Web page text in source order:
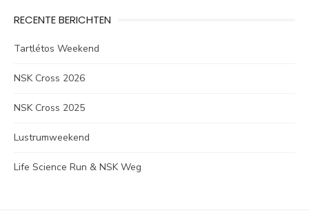
RECENTE BERICHTEN
Tartlétos Weekend
NSK Cross 2026
NSK Cross 2025
Lustrumweekend
Life Science Run & NSK Weg